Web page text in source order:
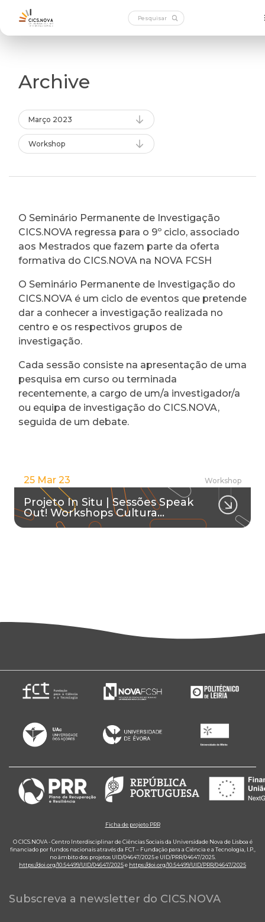
Archive
Março 2023
Workshop
O Seminário Permanente de Investigação
CICS.NOVA regressa para o 9º ciclo, associado
aos Mestrados que fazem parte da oferta
formativa do CICS.NOVA na NOVA FCSH
O Seminário Permanente de Investigação do
CICS.NOVA é um ciclo de eventos que pretende
dar a conhecer a investigação realizada no
centro e os respectivos grupos de
investigação.
Cada sessão consiste na apresentação de uma
pesquisa em curso ou terminada
recentemente, a cargo de um/a investigador/a
ou equipa de investigação do CICS.NOVA,
seguida de um debate.
25 Mar 23 Workshop
Projeto In Situ | Sessões Speak
Out! Workshops Cultura…
Ficha de projeto PRR
O CICS.NOVA - Centro Interdisciplinar de Ciências Sociais da Universidade Nova de Lisboa é
financiado por fundos nacionais através da FCT – Fundação para a Ciência e a Tecnologia, I.P.,
no âmbito dos projetos UID/04647/2025 e UID/PRR/04647/2025.
https://doi.org/10.54499/UID/04647/2025e https://doi.org/10.54499/UID/PRR/04647/2025
Subscreva a newsletter do CICS.NOVA